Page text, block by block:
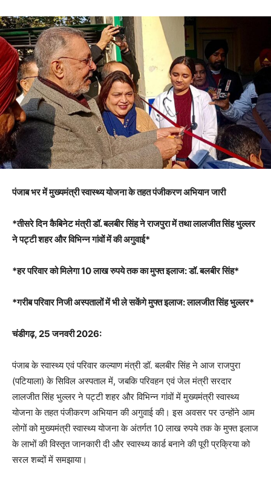
पंजाब भर में मुख्यमंत्री स्वास्थ्य योजना के तहत पंजीकरण अभियान जारी
*तीसरे दिन कैबिनेट मंत्री डॉ. बलबीर सिंह ने राजपुरा में तथा लालजीत सिंह भुल्लर
ने पट्टी शहर और विभिन्न गांवों में की अगुवाई*
*हर परिवार को मिलेगा 10 लाख रुपये तक का मुफ्त इलाज: डॉ. बलबीर सिंह*
*गरीब परिवार निजी अस्पतालों में भी ले सकेंगे मुफ्त इलाज: लालजीत सिंह भुल्लर*
चंडीगढ़, 25 जनवरी 2026:
पंजाब के स्वास्थ्य एवं परिवार कल्याण मंत्री डॉ. बलबीर सिंह ने आज राजपुरा
(पटियाला) के सिविल अस्पताल में, जबकि परिवहन एवं जेल मंत्री सरदार
लालजीत सिंह भुल्लर ने पट्टी शहर और विभिन्न गांवों में मुख्यमंत्री स्वास्थ्य
योजना के तहत पंजीकरण अभियान की अगुवाई की। इस अवसर पर उन्होंने आम
लोगों को मुख्यमंत्री स्वास्थ्य योजना के अंतर्गत 10 लाख रुपये तक के मुफ्त इलाज
के लाभों की विस्तृत जानकारी दी और स्वास्थ्य कार्ड बनाने की पूरी प्रक्रिया को
सरल शब्दों में समझाया।